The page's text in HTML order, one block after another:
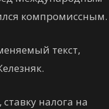
компромиссным.
текст,
налога на